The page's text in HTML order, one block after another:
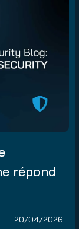
répond
20/04/2026